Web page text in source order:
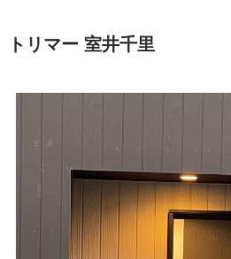
トリマー 室井千里